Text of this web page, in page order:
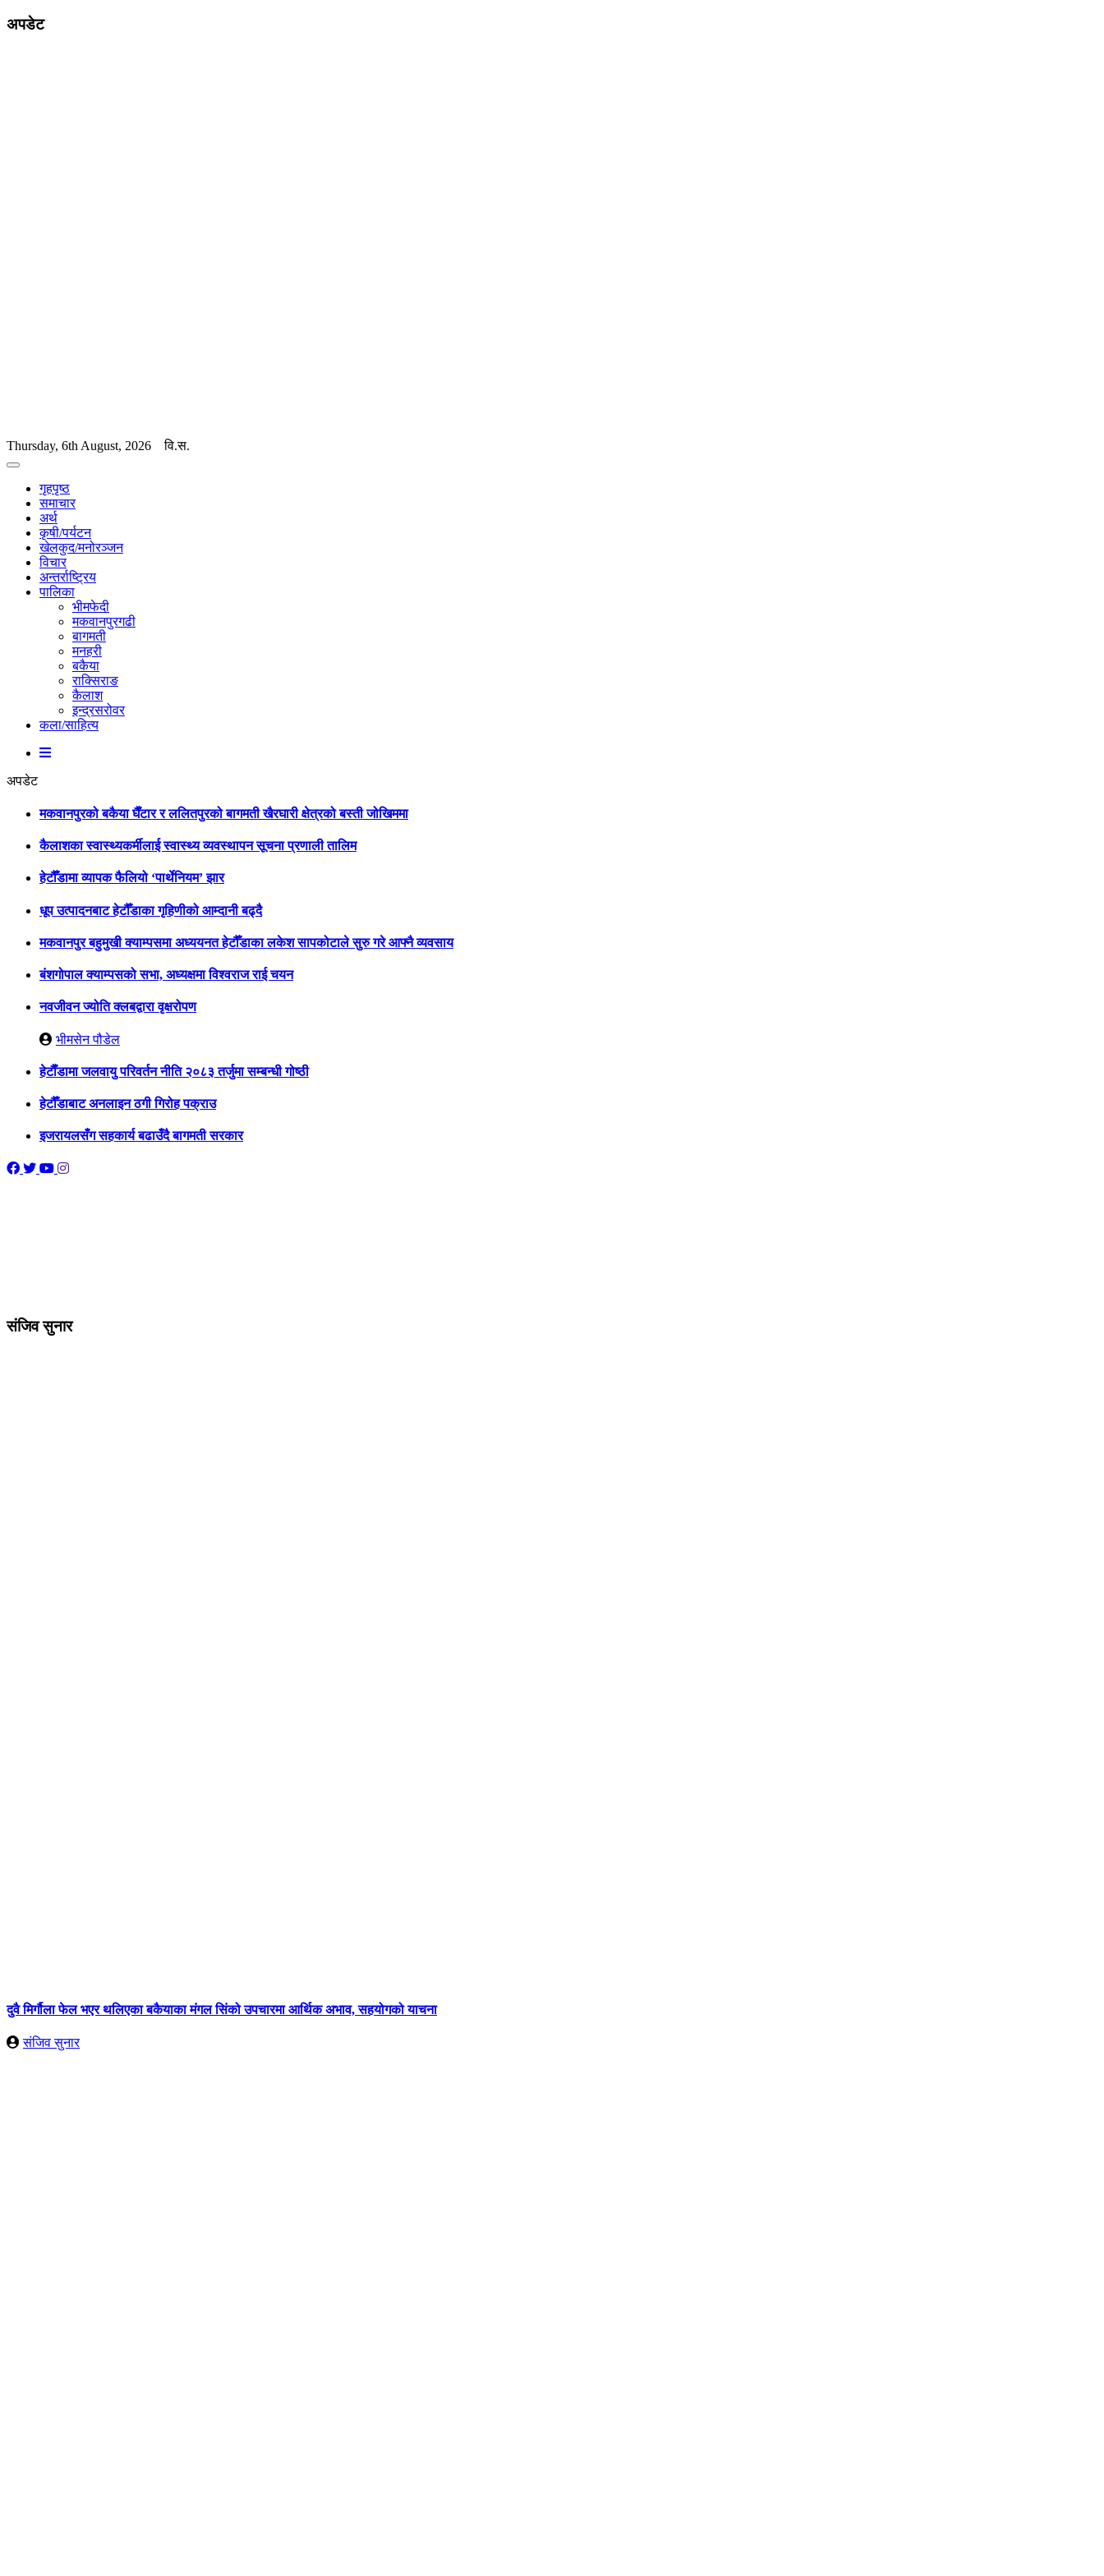
अपडेट
Thursday, 6th August, 2026 वि.स.
गृहपृष्ठ
समाचार
अर्थ
कृषी/पर्यटन
खेलकुद/मनोरञ्जन
विचार
अन्तर्राष्ट्रिय
पालिका
भीमफेदी
मकवानपुरगढी
बागमती
मनहरी
बकैया
राक्सिराङ
कैलाश
इन्द्रसरोवर
कला/साहित्य
अपडेट
मकवानपुरको बकैया घैँटार र ललितपुरको बागमती खैरघारी क्षेत्रको बस्ती जोखिममा
कैलाशका स्वास्थ्यकर्मीलाई स्वास्थ्य व्यवस्थापन सूचना प्रणाली तालिम
हेटौँडामा व्यापक फैलियो ‘पार्थेनियम’ झार
धूप उत्पादनबाट हेटौँडाका गृहिणीको आम्दानी बढ्दै
मकवानपुर बहुमुखी क्याम्पसमा अध्ययनत हेटौँडाका लकेश सापकोटाले सुरु गरे आफ्नै व्यवसाय
बंशगोपाल क्याम्पसको सभा, अध्यक्षमा विश्वराज राई चयन
नवजीवन ज्योति क्लबद्वारा वृक्षरोपण
भीमसेन पौडेल
हेटाैँडामा जलवायु परिवर्तन नीति २०८३ तर्जुमा सम्बन्धी गोष्ठी
हेटौँडाबाट अनलाइन ठगी गिरोह पक्राउ
इजरायलसँग सहकार्य बढाउँदै बागमती सरकार
संजिव सुनार
दुवै मिर्गौला फेल भएर थलिएका बकैयाका मंगल सिंको उपचारमा आर्थिक अभाव, सहयोगको याचना
संजिव सुनार